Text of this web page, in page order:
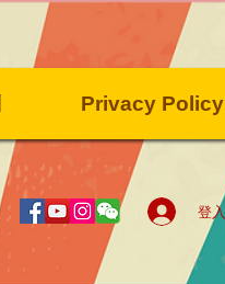
Privacy Policy
登入